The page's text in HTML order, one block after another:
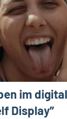
im
Display”